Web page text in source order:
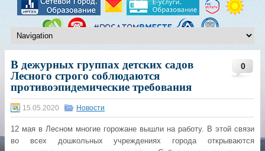
0
В дежурных группах детских садов
Лесного строго соблюдаются
противоэпидемические требования
15.05.2020 Новости
12 мая в Лесном многие горожане вышли на работу. В этой связи
во всех дошкольных учреждениях города открываются